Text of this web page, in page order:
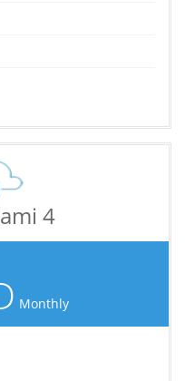
4
Monthly